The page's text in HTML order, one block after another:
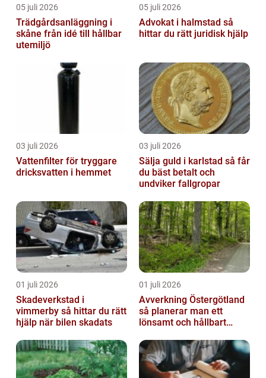
05 juli 2026
Trädgårdsanläggning i
skåne från idé till hållbar
utemiljö
05 juli 2026
Advokat i halmstad så
hittar du rätt juridisk hjälp
03 juli 2026
Vattenfilter för tryggare
dricksvatten i hemmet
03 juli 2026
Sälja guld i karlstad så får
du bäst betalt och
undviker fallgropar
01 juli 2026
Skadeverkstad i
vimmerby så hittar du rätt
hjälp när bilen skadats
01 juli 2026
Avverkning Östergötland
så planerar man ett
lönsamt och hållbart